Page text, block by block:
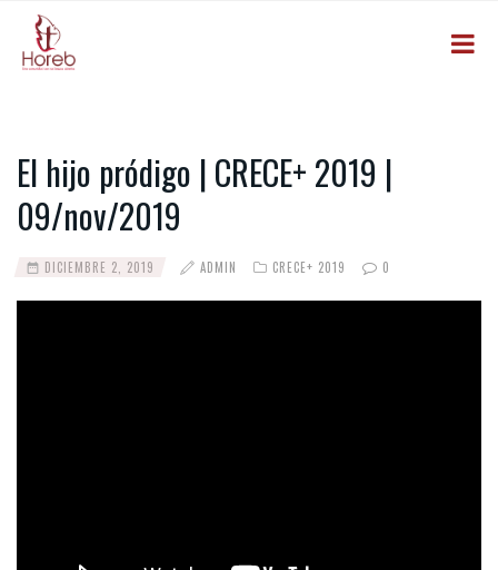
El hijo pródigo | CRECE+ 2019 |
09/nov/2019
DICIEMBRE 2, 2019 ADMIN CRECE+ 2019 0